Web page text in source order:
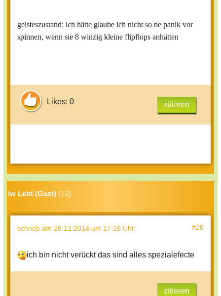
geisteszustand: ich hätte glaube ich nicht so ne panik vor
spinnen, wenn sie 8 winzig kleine flipflops anhätten
Likes: 0 zitieren
lw Lebt (Gast) (12)
schrieb am 26.12.2014 um 17:16 Uhr: #26
ich bin nicht verückt das sind alles spezialefecte
zitieren